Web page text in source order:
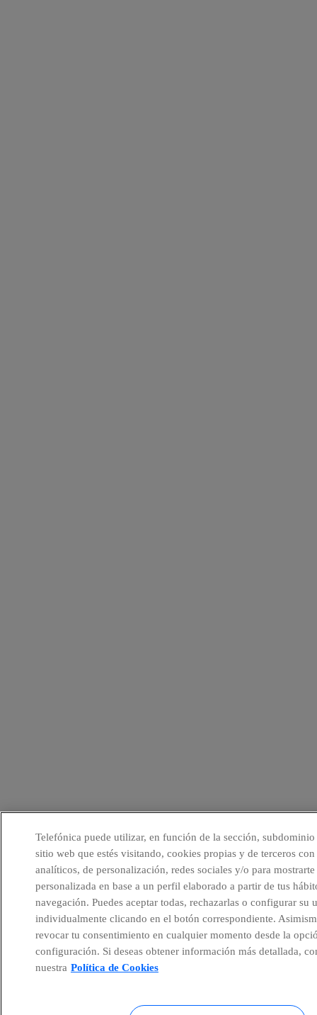
Telefónica puede utilizar, en función de la sección,
sitio web que estés visitando, cookies propias y de terceros
analíticos, de personalización, redes sociales y/o para
personalizada en base a un perfil elaborado a partir de tus
navegación. Puedes aceptar todas, rechazarlas o configurar su
individualmente clicando en el botón correspondiente.
revocar tu consentimiento en cualquier momento desde la
configuración. Si deseas obtener información más detallada,
nuestra Política de Cookies